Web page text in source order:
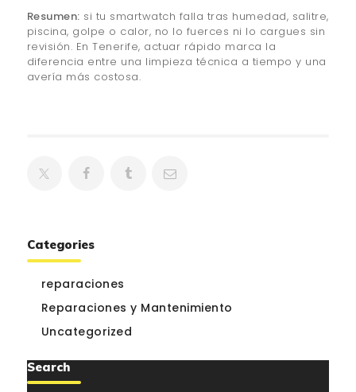
Resumen: si tu smartwatch falla tras humedad, salitre,
piscina, golpe o calor, no lo fuerces ni lo cargues sin
revisión. En Tenerife, actuar rápido marca la
diferencia entre una limpieza técnica a tiempo y una
avería más costosa.
Categories
reparaciones
Reparaciones y Mantenimiento
Uncategorized
Search